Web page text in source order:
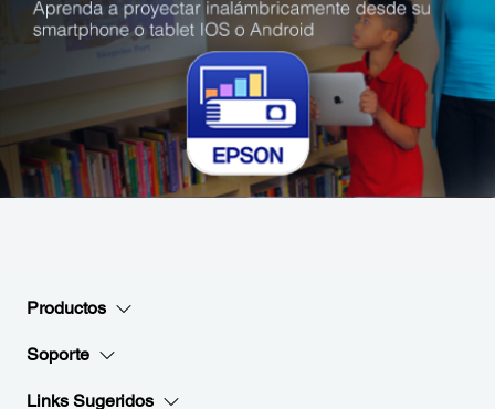
Productos
Soporte
Links Sugeridos